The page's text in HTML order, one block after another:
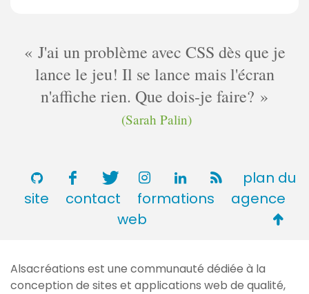
J'ai un problème avec CSS dès que je
lance le jeu! Il se lance mais l'écran
n'affiche rien. Que dois-je faire?
(Sarah Palin)
plan du
site
contact formations
agence
web
de
Alsacréations est une communauté dédiée à la
conception de sites et applications web de qualité,